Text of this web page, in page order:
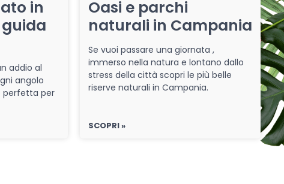
in
addio al
angolo
perfetta per
Oasi e parchi
naturali in Campania
Se vuoi passare una giornata ,
immerso nella natura e lontano dallo
stress della città scopri le più belle
riserve naturali in Campania.
SCOPRI »